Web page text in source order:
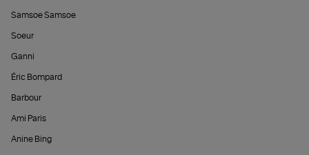
Samsoe Samsoe
Soeur
Ganni
Éric Bompard
Barbour
Ami Paris
Anine Bing